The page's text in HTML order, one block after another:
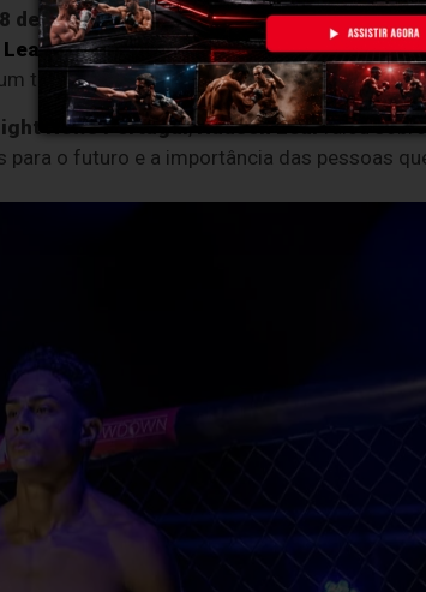
de julho, a cidade daGuardavolta a receber
.Entre eles estaráHudson Leal,
triunfo e demonstrar a evolução que tem
News Portugal,Hudson Lealfalou
para o futuro e a importância das pessoas